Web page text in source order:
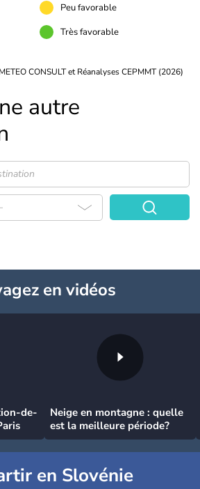
Peu favorable
Très favorable
CONSULT et Réanalyses CEPMMT (2026)
autre
en vidéos
de-
Neige en montagne : quelle
est la meilleure période?
en Slovénie